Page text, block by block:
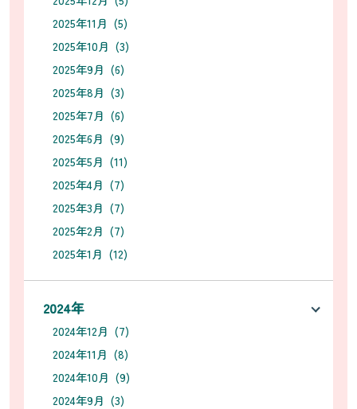
2025年11月 (5)
2025年10月 (3)
2025年9月 (6)
2025年8月 (3)
2025年7月 (6)
2025年6月 (9)
2025年5月 (11)
2025年4月 (7)
2025年3月 (7)
2025年2月 (7)
2025年1月 (12)
2024年
2024年12月 (7)
2024年11月 (8)
2024年10月 (9)
2024年9月 (3)